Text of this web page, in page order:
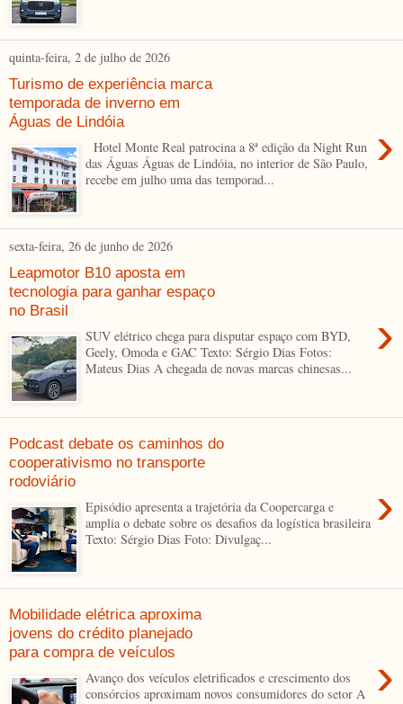
quinta-feira, 2 de julho de 2026
Turismo de experiência marca
temporada de inverno em
Águas de Lindóia
›
Hotel Monte Real patrocina a 8ª edição da Night Run
das Águas Águas de Lindóia, no interior de São Paulo,
recebe em julho uma das temporad...
sexta-feira, 26 de junho de 2026
Leapmotor B10 aposta em
tecnologia para ganhar espaço
no Brasil
›
SUV elétrico chega para disputar espaço com BYD,
Geely, Omoda e GAC Texto: Sérgio Dias Fotos:
Mateus Dias A chegada de novas marcas chinesas...
Podcast debate os caminhos do
cooperativismo no transporte
rodoviário
›
Episódio apresenta a trajetória da Coopercarga e
amplia o debate sobre os desafios da logística brasileira
Texto: Sérgio Dias Foto: Divulgaç...
Mobilidade elétrica aproxima
jovens do crédito planejado
para compra de veículos
›
Avanço dos veículos eletrificados e crescimento dos
consórcios aproximam novos consumidores do setor A